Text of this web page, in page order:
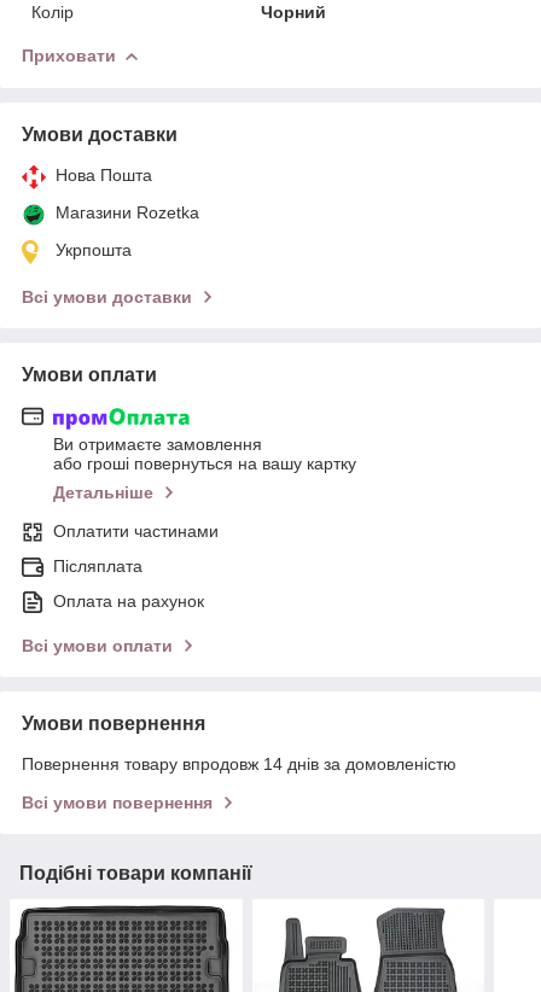
Колір
Чорний
Приховати
Умови доставки
Нова Пошта
Магазини Rozetka
Укрпошта
Всі умови доставки
Умови оплати
Ви отримаєте замовлення
або гроші повернуться на вашу картку
Детальніше
Оплатити частинами
Післяплата
Оплата на рахунок
Всі умови оплати
Умови повернення
Повернення товару впродовж 14 днів за домовленістю
Всі умови повернення
Подібні товари компанії